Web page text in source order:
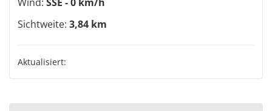
Sichtweite: 3,84 km
Aktualisiert: